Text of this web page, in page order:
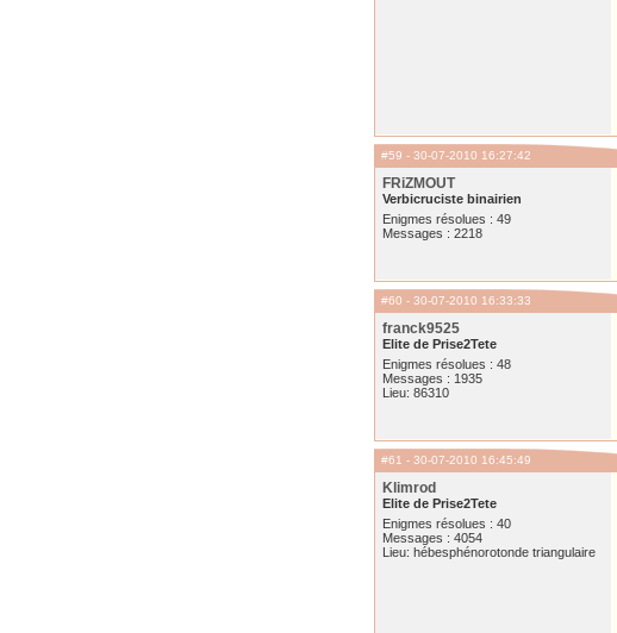
#59 - 30-07-2010 16:27:42
FRiZMOUT
Verbicruciste binairien
Enigmes résolues : 49
Messages : 2218
#60 - 30-07-2010 16:33:33
franck9525
Elite de Prise2Tete
Enigmes résolues : 48
Messages : 1935
Lieu: 86310
#61 - 30-07-2010 16:45:49
Klimrod
Elite de Prise2Tete
Enigmes résolues : 40
Messages : 4054
Lieu: hébesphénorotonde triangulaire